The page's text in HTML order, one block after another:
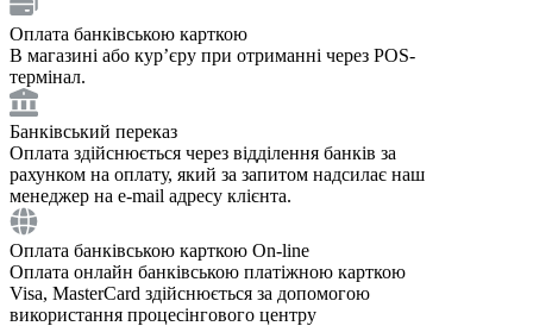
Оплата банківською карткою
В магазині або курʼєру при отриманні через POS-
термінал.
Банківський переказ
Оплата здійснюється через відділення банків за
рахунком на оплату, який за запитом надсилає наш
менеджер на e-mail адресу клієнта.
Оплата банківською карткою On-line
Оплата онлайн банківською платіжною карткою
Visa, MasterCard здійснюється за допомогою
використання процесінгового центру